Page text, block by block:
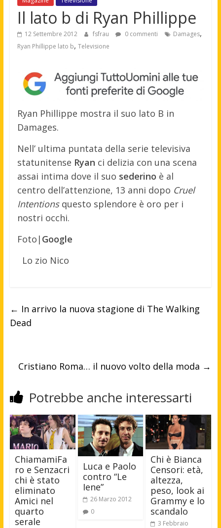
Il lato b di Ryan Phillippe
12 Settembre 2012 fsfrau 0 commenti Damages,
Ryan Phillippe lato b, Televisione
Ryan Phillippe mostra il suo lato B in
Damages.
Nell’ ultima puntata della serie televisiva
statunitense Ryan ci delizia con una scena
assai intima dove il suo sederino è al
centro dell’attenzione, 13 anni dopo Cruel
Intentionsquesto splendore è oro per i
nostri occhi.
Foto| Google
Lo zio Nico
← In arrivo la nuova stagione di The Walking
Dead
Cristiano Roma… il nuovo volto della moda →
Potrebbe anche interessarti
ChiamamiFa
ro e Senzacri
chi è stato
eliminato
Amici nel
quarto
serale
Luca e Paolo
contro “Le
Iene”
26 Marzo 2012
0
Chi è Bianca
Censori: età,
altezza,
peso, look ai
Grammy e lo
scandalo
3 Febbraio